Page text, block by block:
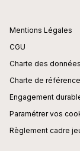
Mentions Légales
CGU
Charte des
Charte de
Engagement
Paramétrer vos
Règlement cadre